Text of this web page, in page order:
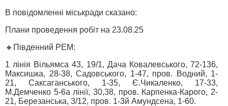
В повідомленні міськради сказано:
Плани проведення робіт на 23.08.25
🔸Південний РЕМ:
1 лінія Вільямса 43, 19/1, Дача Ковалевського, 72-136,
Максишка, 28-38, Садовського, 1-47, пров. Водний, 1-
21, Саксаганського, 1-35, Є.Чикаленко, 17-33,
М.Демченко 5-6а лінії, 30,38, пров. Карпенка-Карого, 2-
21, Березанська, 3/12, пров. 1-3й Амундсена, 1-60.